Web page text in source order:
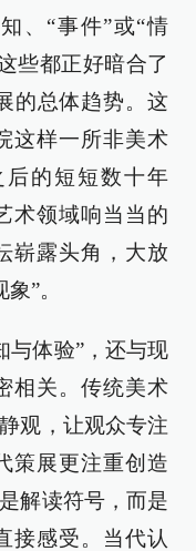
、“事件”或“情
些都正好暗合了
的总体趋势。这
这样一所非美术
的短短数十年
术领域响当当的
崭露头角，大放
”。
与体验”，还与现
相关。传统美术
观，让观众专注
策展更注重创造
解读符号，而是
接感受。当代认